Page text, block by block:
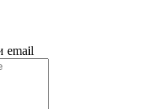
email